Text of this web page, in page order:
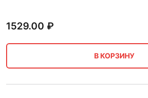
1529.00 ₽
В КОРЗИНУ